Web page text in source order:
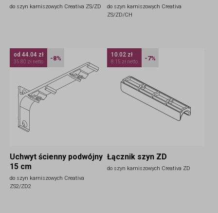
do szyn karniszowych Creativa ZS/ZD
do szyn karniszowych Creativa
ZS/ZD/CH
Uchwyt ścienny podwójny
15 cm
do szyn karniszowych Creativa
ZS2/ZD2
od 44.04 zł
35.80 zł netto -8%
Łącznik szyn ZD
do szyn karniszowych Creativa ZD
10.02 zł
8.15 zł netto -7%